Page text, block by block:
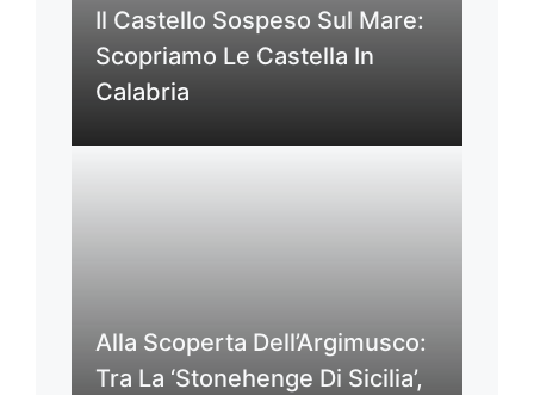
Il Castello Sospeso Sul Mare:
Scopriamo Le Castella In
Calabria
Alla Scoperta Dell’Argimusco:
Tra La ‘Stonehenge Di Sicilia’,